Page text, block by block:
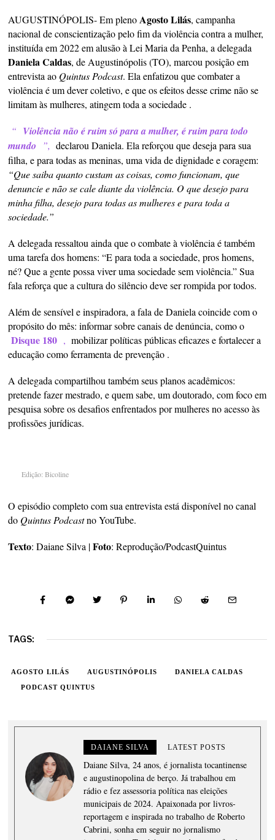
AUGUSTINÓPOLIS- Em pleno Agosto Lilás, campanha
nacional de conscientização pelo fim da violência contra a mulher,
instituída em 2022 em alusão à Lei Maria da Penha, a delegada
Daniela Caldas, de Augustinópolis (TO), marcou posição em
entrevista ao Quintus Podcast. Ela enfatizou que combater a
violência é um dever coletivo, e que os efeitos desse crime não se
limitam às mulheres, atingem toda a sociedade .
“ Violência não é ruim só para a mulher, é ruim para todo
mundo
”, declarou Daniela. Ela reforçou que deseja para sua
filha, e para todas as meninas, uma vida de dignidade e coragem:
“Que saiba quanto custam as coisas, como funcionam, que
denuncie e não se cale diante da violência. O que desejo para
minha filha, desejo para todas as mulheres e para toda a
sociedade.”
A delegada ressaltou ainda que o combate à violência é também
uma tarefa dos homens: “E para toda a sociedade, pros homens,
né? Que a gente possa viver uma sociedade sem violência.” Sua
fala reforça que a cultura do silêncio deve ser rompida por todos.
Além de sensível e inspiradora, a fala de Daniela coincide com o
propósito do mês: informar sobre canais de denúncia, como o
Disque 180 , mobilizar políticas públicas eficazes e fortalecer a
educação como ferramenta de prevenção .
A delegada compartilhou também seus planos acadêmicos:
pretende fazer mestrado, e quem sabe, um doutorado, com foco em
pesquisa sobre os desafios enfrentados por mulheres no acesso às
profissões jurídicas.
Edição: Bicoline
O episódio completo com sua entrevista está disponível no canal
do Quintus Podcastno YouTube.
Texto: Daiane Silva |Foto: Reprodução/PodcastQuintus
TAGS:
AGOSTO LILÁS AUGUSTINÓPOLIS DANIELA CALDAS
PODCAST QUINTUS
DAIANE SILVA LATEST POSTS
Daiane Silva, 24 anos, é jornalista tocantinense
e augustinopolina de berço. Já trabalhou em
rádio e fez assessoria política nas eleições
municipais de 2024. Apaixonada por livros-
reportagem e inspirada no trabalho de Roberto
Cabrini, sonha em seguir no jornalismo